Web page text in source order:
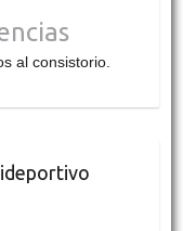
al consistorio.